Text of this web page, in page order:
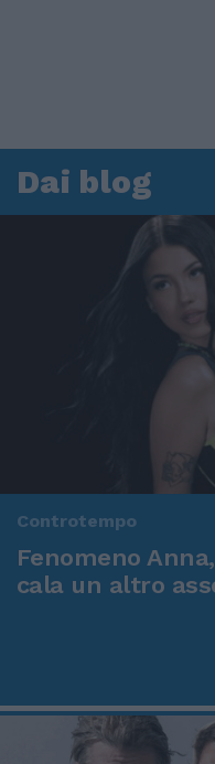
Dai blog
Controtempo
Fenomeno
cala un altro